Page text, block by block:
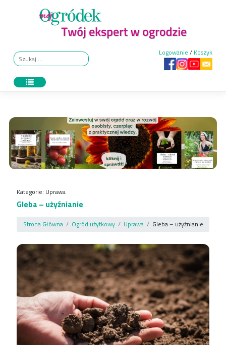
Logowanie / Koszyk
Kategorie: Uprawa
Gleba – użyźnianie
Strona Główna Ogród użytkowy Uprawa Gleba – użyźnianie